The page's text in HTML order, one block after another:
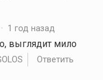
1 год назад
выглядит мило
Ответить